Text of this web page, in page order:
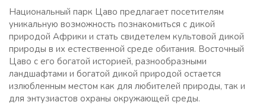
Национальный парк Цаво предлагает посетителям
уникальную возможность познакомиться с дикой
природой Африки и стать свидетелем культовой дикой
природы в их естественной среде обитания. Восточный
Цаво с его богатой историей, разнообразными
ландшафтами и богатой дикой природой остается
излюбленным местом как для любителей природы, так и
для энтузиастов охраны окружающей среды.